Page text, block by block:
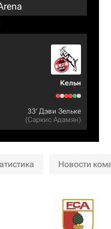
Кельн
33‎’‎ Дэви Зельке
(Саркис Адамян)
Новости